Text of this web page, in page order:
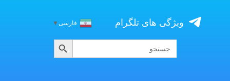
content
ویژگی های تلگرام فارسی▼
جستجو
برای:
جستجو